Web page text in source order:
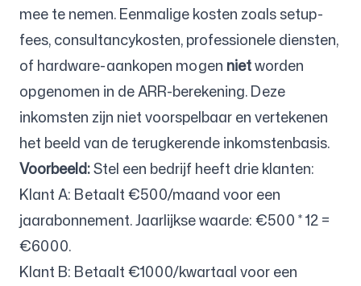
mee te nemen. Eenmalige kosten zoals setup-
fees, consultancykosten, professionele diensten,
of hardware-aankopen mogen nietworden
opgenomen in de ARR-berekening. Deze
inkomsten zijn niet voorspelbaar en vertekenen
het beeld van de terugkerende inkomstenbasis.
Voorbeeld:Stel een bedrijf heeft drie klanten:
Klant A: Betaalt €500/maand voor een
jaarabonnement. Jaarlijkse waarde: €500 * 12 =
€6000.
Klant B: Betaalt €1000/kwartaal voor een